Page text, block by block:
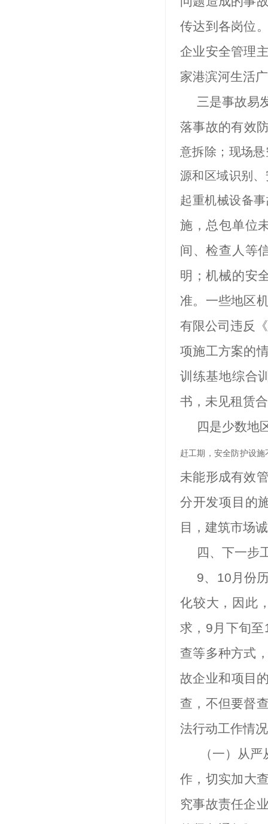
传达到各岗位
企业安全管理
家港滨河生活
三是事故易
落事故的有效
意拆除；现场
源和区域识别
起重机械设备
施，总包单位
间、检查人等
明；机械的安
准。一些地区
有限公司违反
项施工方案的
训练基地综合
书，未见租赁
四是少数地
赶工期，安全防护设施
未能形成有效
分开发项目的
目，建筑市场
四、下一步
9、 10月份
化较大，因此
求， 9月下旬至
查等多种方式
故企业和项目
查，不但要督
法行动工作情
（一）从
作，切实加大
究事故责任企